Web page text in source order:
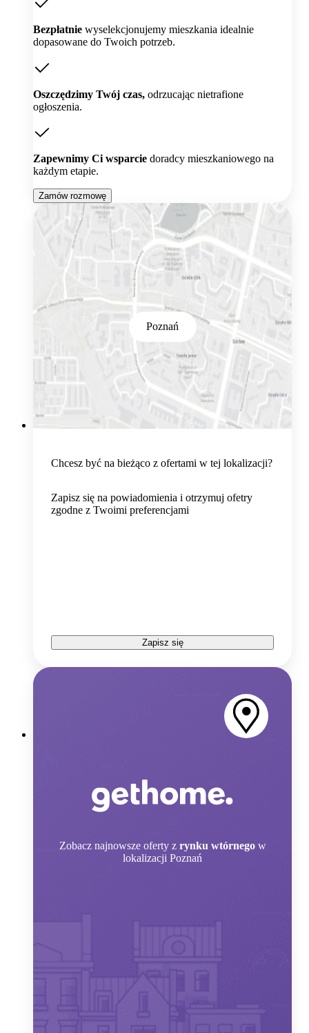
Bezpłatnie wyselekcjonujemy mieszkania idealnie
dopasowane do Twoich potrzeb.
Oszczędzimy Twój czas, odrzucając nietrafione
ogłoszenia.
Zapewnimy Ci wsparcie doradcy mieszkaniowego na
każdym etapie.
Zamów rozmowę
Poznań
Chcesz być na bieżąco z ofertami w tej lokalizacji?
Zapisz się na powiadomienia i otrzymuj ofetry
zgodne z Twoimi preferencjami
Zapisz się
Zobacz najnowsze oferty z rynku wtórnego w
lokalizacji Poznań